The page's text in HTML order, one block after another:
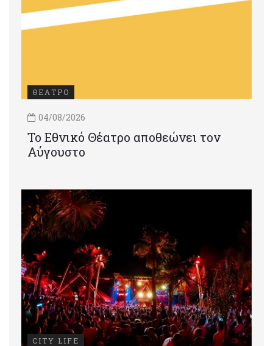
ΘΕΑΤΡΟ
04/08/2026
Το Εθνικό Θέατρο αποθεώνει τον
Αύγουστο
CITY LIFE